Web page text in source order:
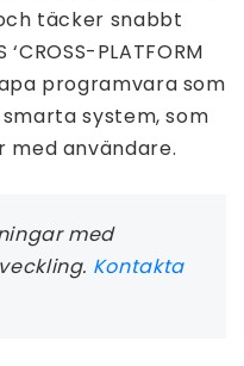
täcker snabbt
PLATFORM
programvara som
system, som
med användare.
med
Kontakta